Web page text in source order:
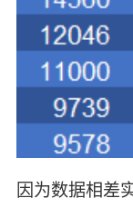
因为数据相差